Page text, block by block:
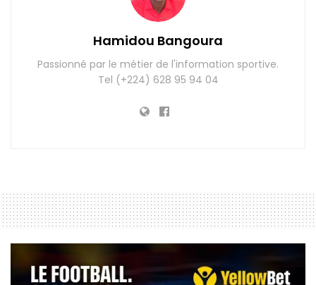
Hamidou Bangoura
Passionné par le métier de l'information sportive.
Tel (+224) 628 95 94 04